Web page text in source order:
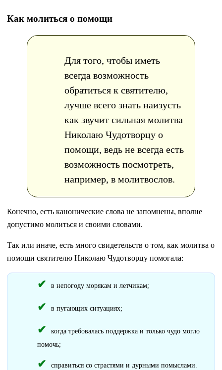
Как молиться о помощи
Для того, чтобы иметь
всегда возможность
обратиться к святителю,
лучше всего знать наизусть
как звучит сильная молитва
Николаю Чудотворцу о
помощи, ведь не всегда есть
возможность посмотреть,
например, в молитвослов.
Конечно, есть канонические слова не запомнены, вполне
допустимо молиться и своими словами.
Так или иначе, есть много свидетельств о том, как молитва о
помощи святителю Николаю Чудотворцу помогала:
в непогоду морякам и летчикам;
в пугающих ситуациях;
когда требовалась поддержка и только чудо могло
помочь;
справиться со страстями и дурными помыслами.